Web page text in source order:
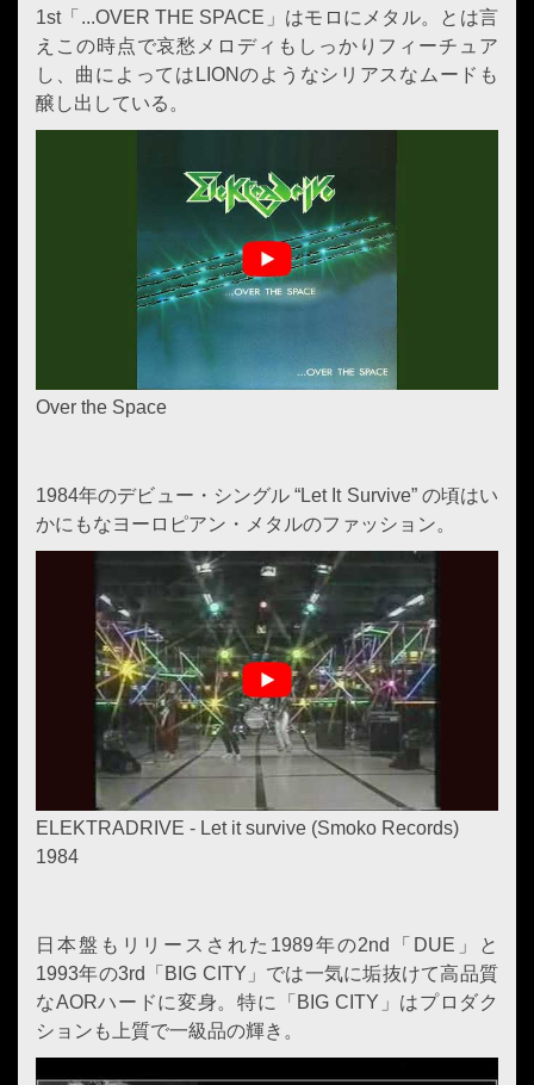
1st「...OVER THE SPACE」はモロにメタル。とは言
えこの時点で哀愁メロディもしっかりフィーチュア
し、曲によってはLIONのようなシリアスなムードも
醸し出している。
Over the Space
1984年のデビュー・シングル “Let It Survive” の頃はい
かにもなヨーロピアン・メタルのファッション。
ELEKTRADRIVE - Let it survive (Smoko Records)
1984
日本盤もリリースされた1989年の2nd「DUE」と
1993年の3rd「BIG CITY」では一気に垢抜けて高品質
なAORハードに変身。特に「BIG CITY」はプロダク
ションも上質で一級品の輝き。